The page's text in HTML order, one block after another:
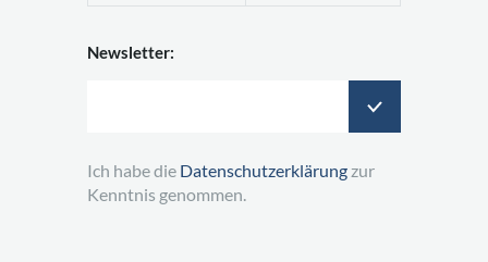
Newsletter:
Ich habe die Datenschutzerklärung zur
Kenntnis genommen.